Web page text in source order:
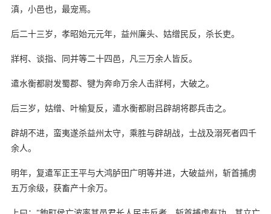
滇，小邑也，最宠焉。
后二十三岁，孝昭始元元年，益州廉头、姑缯民反，杀长吏。
牂柯、谈指、同并等二十四邑，凡三万余人皆反。
遣水衡都尉发蜀郡、犍为奔命万余人击牂柯，大破之。
后三岁，姑缯、叶榆复反，遣水衡都尉吕辟胡将郡兵击之。
辟胡不进，蛮夷遂杀益州太守，乘胜与辟胡战，士战及溺死者四千
余人。
明年，复遣军正王平与大鸿胪田广明等并进，大破益州，斩首捕虏
五万余级，获畜产十余万。